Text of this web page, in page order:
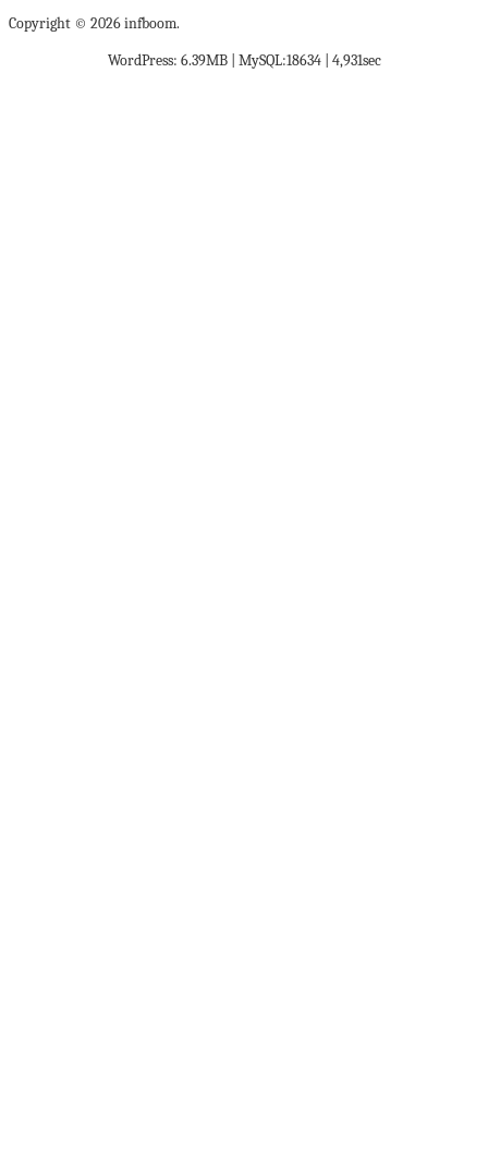
Copyright © 2026 infboom.
WordPress: 6.39MB | MySQL:18634 | 4,931sec